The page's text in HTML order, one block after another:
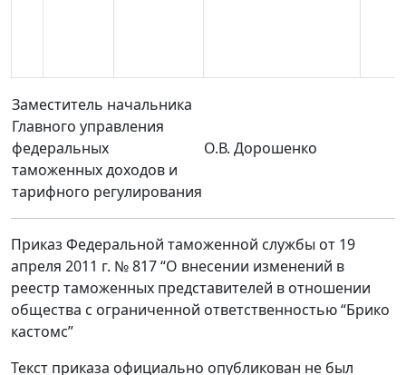
Заместитель начальника
Главного управления
федеральных
таможенных доходов и
тарифного регулирования
О.В. Дорошенко
Приказ Федеральной таможенной службы от 19
апреля 2011 г. № 817 “О внесении изменений в
реестр таможенных представителей в отношении
общества с ограниченной ответственностью “Брико
кастомс”
Текст приказа официально опубликован не был